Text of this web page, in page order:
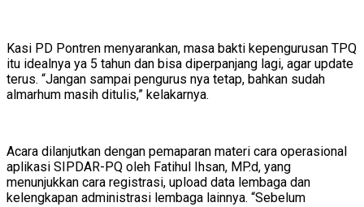
Kasi PD Pontren menyarankan, masa bakti kepengurusan TPQ
itu idealnya ya 5 tahun dan bisa diperpanjang lagi, agar update
terus. “Jangan sampai pengurus nya tetap, bahkan sudah
almarhum masih ditulis,” kelakarnya.
Acara dilanjutkan dengan pemaparan materi cara operasional
aplikasi SIPDAR-PQ oleh Fatihul Ihsan, MP.d, yang
menunjukkan cara registrasi, upload data lembaga dan
kelengkapan administrasi lembaga lainnya. “Sebelum